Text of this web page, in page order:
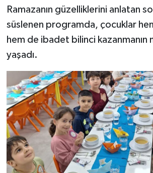
Ramazanın güzelliklerini anlatan
süslenen programda, çocuklar
hem de ibadet bilinci kazanmanın
yaşadı.
Bolu Müftülüğü
Burdur Müftülüğü
Bursa Müftülüğü
Çanakkale Müftülüğü
Çankırı Müftülüğü
Çorum Müftülüğü
Denizli Müftülüğü
Makaleler
Ekonomi
Duyurular
Podcast
Bilim, Teknoloji
Biyografiler
Diyanet TV